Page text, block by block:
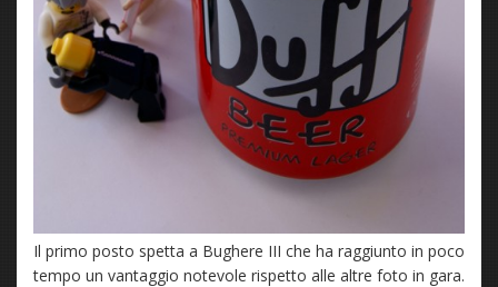
Il primo posto spetta a Bughere III che ha raggiunto in poco
tempo un vantaggio notevole rispetto alle altre foto in gara.